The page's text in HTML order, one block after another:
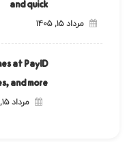
مرداد ۱۵, ۱۴۰۵
at PayID
and more
مرداد ۱۵, ۱۴۰۵